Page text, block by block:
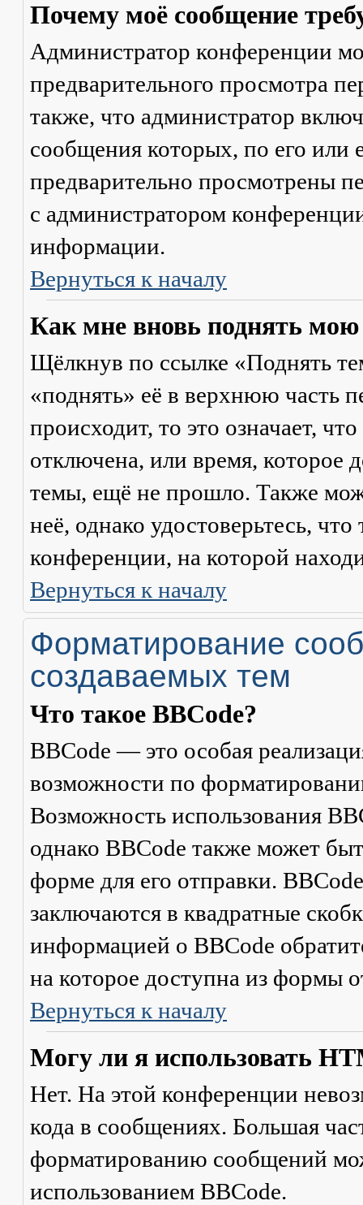
Почему моё сообщение
Администратор конференции
предварительного просмотра
также, что администратор
сообщения которых, по его
предварительно просмотрены
с администратором
информации.
Вернуться к началу
Как мне вновь поднять мою
Щёлкнув по ссылке «Поднять
«поднять» её в верхнюю часть
происходит, то это означает,
отключена, или время, которое
темы, ещё не прошло. Также
неё, однако удостоверьтесь,
конференции, на которой
Вернуться к началу
Форматирование
создаваемых тем
Что такое BBCode?
BBCode — это особая
возможности по
Возможность использования
однако BBCode также может
форме для его отправки.
заключаются в квадратные
информацией о BBCode
на которое доступна из формы
Вернуться к началу
Могу ли я использовать
Нет. На этой конференции
кода в сообщениях. Большая
форматированию сообщений
использованием BBCode.